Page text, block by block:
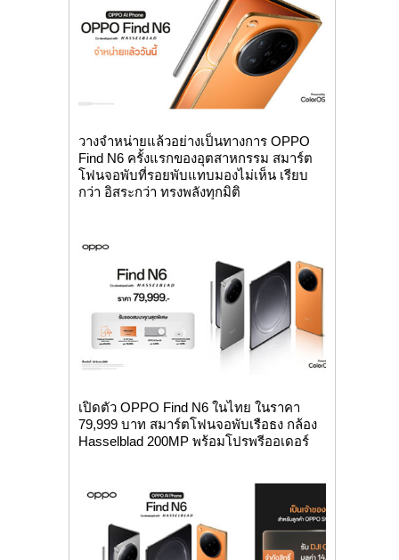
วางจำหน่ายแล้วอย่างเป็นทางการ OPPO
Find N6 ครั้งแรกของอุตสาหกรรม สมาร์ต
โฟนจอพับที่รอยพับแทบมองไม่เห็น เรียบ
กว่า อิสระกว่า ทรงพลังทุกมิติ
เปิดตัว OPPO Find N6 ในไทย ในราคา
79,999 บาท สมาร์ตโฟนจอพับเรือธง กล้อง
Hasselblad 200MP พร้อมโปรพรีออเดอร์